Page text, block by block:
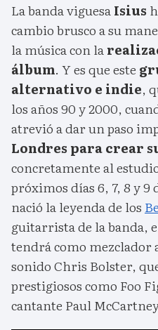
La banda viguesaIsius
cambio brusco a su
la música con la
álbum. Y es que este
alternativo e indie,
los años 90 y 2000,
atrevió a dar un paso
Londres para crear
concretamente al
próximos días 6, 7, 8 y
nació la leyenda de los
guitarrista de la banda,
tendrá como mezclador
sonido Chris Bolster,
prestigiosos como Foo
cantante Paul